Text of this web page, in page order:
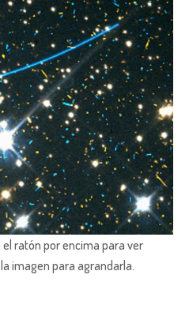
ratón por encima para ver
imagen para agrandarla.